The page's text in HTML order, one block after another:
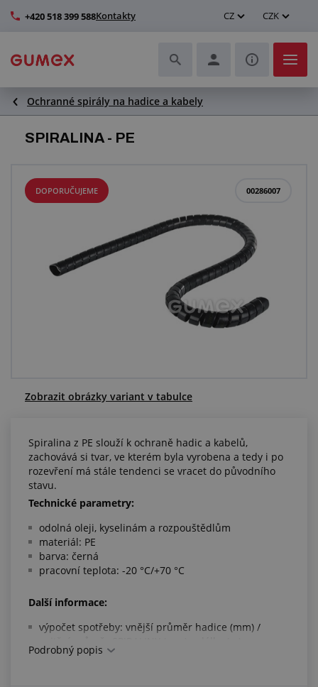
+420 518 399 588Kontakty CZ CZK
Hadice a jejich kompletace
Profily a výroba těsnění
Technické plasty
Zlepšení pracovního prostředí
Další pryžové a plastové výrobky
O nás a kariéra
Ochranné spirály na hadice a kabely
SPIRALINA - PE
00286007
DOPORUČUJEME
Zobrazit obrázky variant v tabulce
Spiralina z PE slouží k ochraně hadic a kabelů,
zachovává si tvar, ve kterém byla vyrobena a tedy i po
rozevření má stále tendenci se vracet do původního
stavu.
Technické parametry:
odolná oleji, kyselinám a rozpouštědlům
materiál: PE
barva: černá
pracovní teplota: -20 °C/+70 °C
Další informace:
výpočet spotřeby: vnější průměr hadice (mm) /
požadovaná délka SPIRALINY (m)
Podrobný popis